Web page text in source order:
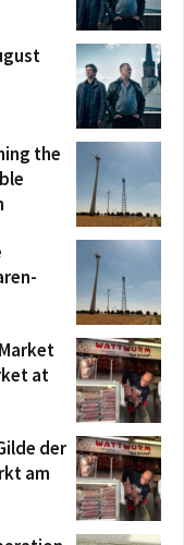
the
at
der
am